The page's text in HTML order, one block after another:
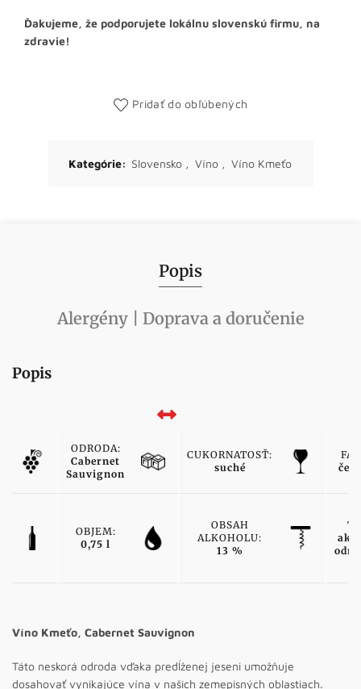
Ďakujeme, že podporujete lokálnu slovenskú firmu, na
zdravie!
Pridať do obľúbených
Kategórie: Slovensko , Víno , Víno Kmeťo
Popis
Alergény | Doprava a doručenie
Popis
ODRODA:
Cabernet
Sauvignon
CUKORNATOSŤ:
suché
OBJEM:
0,75 l
OBSAH
ALKOHOLU:
13 %
Víno Kmeťo, Cabernet Sauvignon
Táto neskorá odroda vďaka predĺženej jeseni umožňuje
dosahovať vynikajúce vína v našich zemepisných oblastiach.